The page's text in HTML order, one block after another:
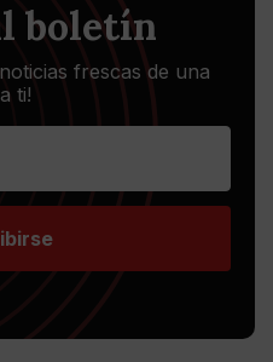
boletín
frescas de una
ti!